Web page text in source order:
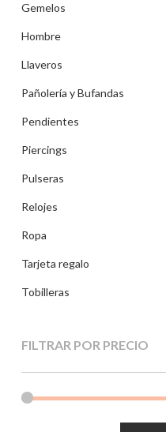
Gemelos
Hombre
Llaveros
Pañolería y Bufandas
Pendientes
Piercings
Pulseras
Relojes
Ropa
Tarjeta regalo
Tobilleras
FILTRAR POR PRECIO